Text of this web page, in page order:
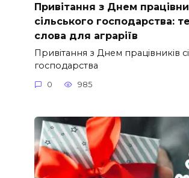
Привітання з Днем
сільського господарства:
слова для аграріїв
Привітання з Днем працівників
господарства
0 985